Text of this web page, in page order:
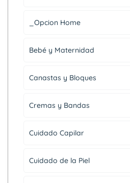
_Opcion Home
Bebé y Maternidad
Canastas y Bloques
Cremas y Bandas
Cuidado Capilar
Cuidado de la Piel